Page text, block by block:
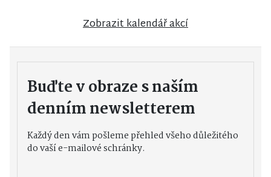
Zobrazit kalendář akcí
Buďte v obraze s naším
denním newsletterem
Každý den vám pošleme přehled všeho důležitého
do vaší e-mailové schránky.